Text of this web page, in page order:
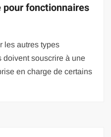
fonctionnaires
les autres types
doivent souscrire à une
en charge de certains